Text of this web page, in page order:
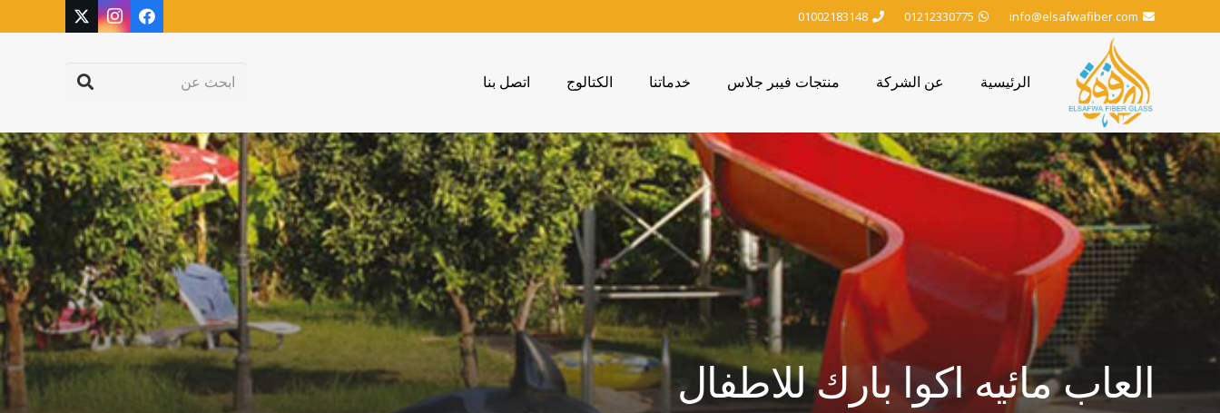
info@elsafwafiber.com
01212330775
01002183148
الرئيسية عن الشركة منتجات فيبر جلاس خدماتنا الكتالوج اتصل بنا
العاب مائيه اكوا بارك للاطفال